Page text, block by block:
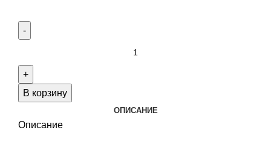
Anastyr
В корзину
ОПИСАНИЕ
Описание